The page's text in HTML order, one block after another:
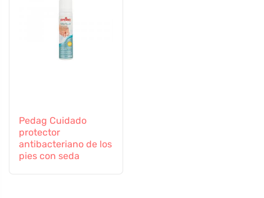
Pedag Cuidado
protector
antibacteriano de los
pies con seda